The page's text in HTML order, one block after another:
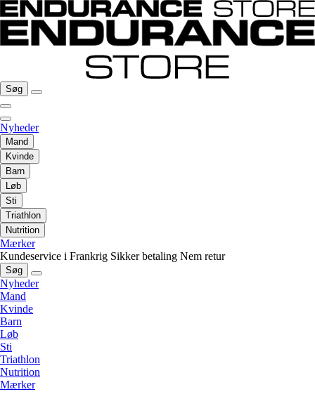
Søg
Nyheder
Mand
Kvinde
Barn
Løb
Sti
Triathlon
Nutrition
Mærker
Kundeservice i Frankrig Sikker betaling Nem retur
Søg
Nyheder
Mand
Kvinde
Barn
Løb
Sti
Triathlon
Nutrition
Mærker